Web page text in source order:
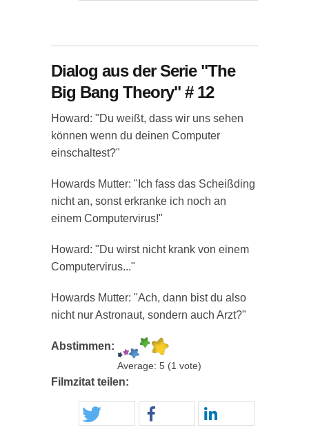
Dialog aus der Serie "The
Big Bang Theory" # 12
Howard: "Du weißt, dass wir uns sehen
können wenn du deinen Computer
einschaltest?"
Howards Mutter: "Ich fass das Scheißding
nicht an, sonst erkranke ich noch an
einem Computervirus!"
Howard: "Du wirst nicht krank von einem
Computervirus..."
Howards Mutter: "Ach, dann bist du also
nicht nur Astronaut, sondern auch Arzt?"
Abstimmen:
Average: 5 (1 vote)
Filmzitat teilen: